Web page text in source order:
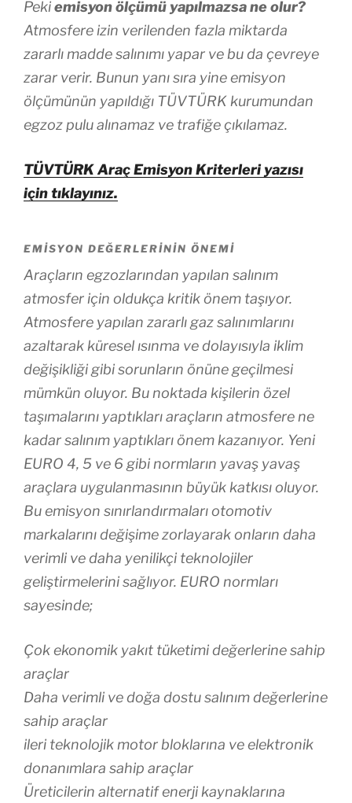
Pekiemisyon ölçümü yapılmazsa ne olur?
Atmosfere izin verilenden fazla miktarda
zararlı madde salınımı yapar ve bu da çevreye
zarar verir. Bunun yanı sıra yine emisyon
ölçümünün yapıldığı TÜVTÜRK kurumundan
egzoz pulu alınamaz ve trafiğe çıkılamaz.
TÜVTÜRK Araç Emisyon Kriterleri yazısı
için tıklayınız.
EMISYON DEĞERLERININ ÖNEMI
Araçların egzozlarından yapılan salınım
atmosfer için oldukça kritik önem taşıyor.
Atmosfere yapılan zararlı gaz salınımlarını
azaltarak küresel ısınma ve dolayısıyla iklim
değişikliği gibi sorunların önüne geçilmesi
mümkün oluyor. Bu noktada kişilerin özel
taşımalarını yaptıkları araçların atmosfere ne
kadar salınım yaptıkları önem kazanıyor. Yeni
EURO 4, 5 ve 6 gibi normların yavaş yavaş
araçlara uygulanmasının büyük katkısı oluyor.
Bu emisyon sınırlandırmaları otomotiv
markalarını değişime zorlayarak onların daha
verimli ve daha yenilikçi teknolojiler
geliştirmelerini sağlıyor. EURO normları
sayesinde;
Çok ekonomik yakıt tüketimi değerlerine sahip
araçlar
Daha verimli ve doğa dostu salınım değerlerine
sahip araçlar
ileri teknolojik motor bloklarına ve elektronik
donanımlara sahip araçlar
Üreticilerin alternatif enerji kaynaklarına